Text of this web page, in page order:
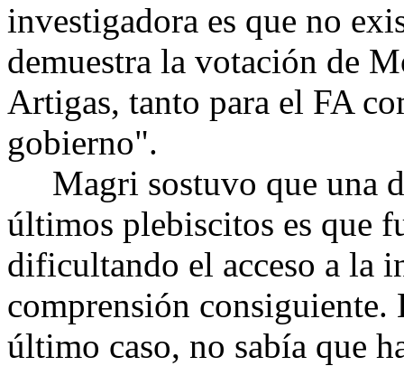
investigadora es que no
demuestra la votación de
Artigas, tanto para el FA
gobierno".
Magri sostuvo que una
últimos plebiscitos es que
dificultando el acceso a la
comprensión consiguiente.
último caso, no sabía que